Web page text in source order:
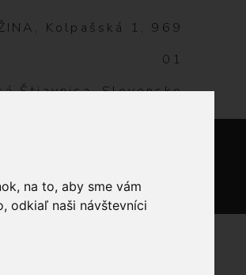
na to, aby sme vám
odkiaľ naši návštevníci
Kolpašská 1, 969
01
Štiavnica, Slovensko